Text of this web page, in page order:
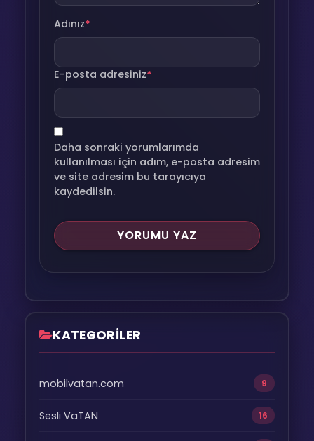
Adınız*
E-posta adresiniz*
Daha sonraki yorumlarımda
kullanılması için adım, e-posta adresim
ve site adresim bu tarayıcıya
kaydedilsin.
KATEGORİLER
mobilvatan.com 9
Sesli VaTAN 16